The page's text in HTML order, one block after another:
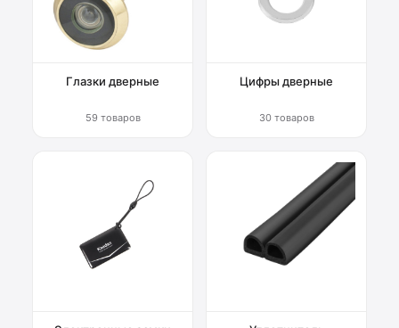
Глазки дверные
59 товаров
Цифры дверные
30 товаров